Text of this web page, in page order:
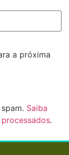
a próxima
Saiba
.